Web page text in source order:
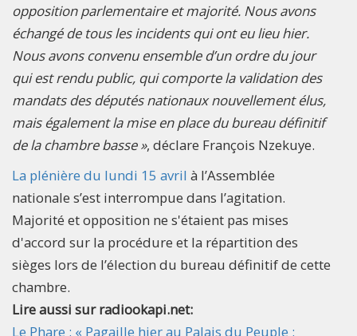
opposition parlementaire et majorité. Nous avons
échangé de tous les incidents qui ont eu lieu hier.
Nous avons convenu ensemble d’un ordre du jour
qui est rendu public, qui comporte la validation des
mandats des députés nationaux nouvellement élus,
mais également la mise en place du bureau définitif
de la chambre basse », déclare François Nzekuye.
La plénière du lundi 15 avril à l’Assemblée
nationale s’est interrompue dans l’agitation.
Majorité et opposition ne s'étaient pas mises
d'accord sur la procédure et la répartition des
sièges lors de l’élection du bureau définitif de cette
chambre.
Lire aussi sur radiookapi.net:
Le Phare : « Pagaille hier au Palais du Peuple :